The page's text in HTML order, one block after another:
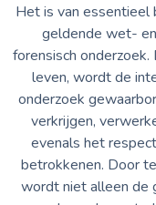
Het is van essentieel
geldende wet-
forensisch
leven, wordt de
onderzoek
verkrijgen,
evenals het
betrokkenen. Door
wordt niet alleen de